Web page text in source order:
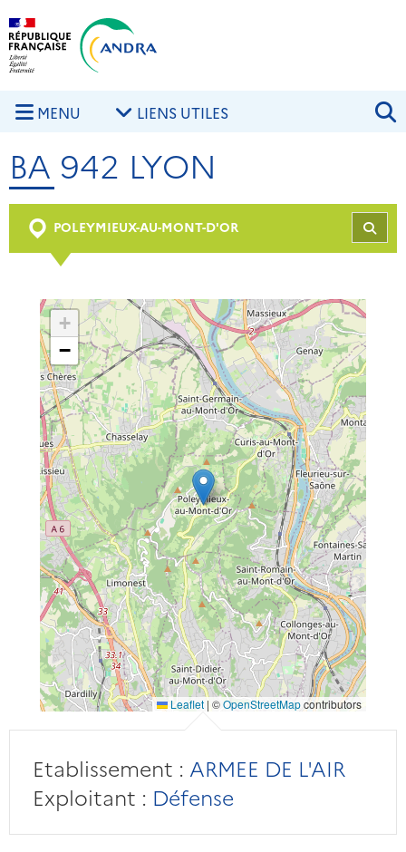
Aller au contenu principal
MENU LIENS UTILES
BA 942 LYON
POLEYMIEUX-AU-MONT-D'OR
+
−
Leaflet | ©OpenStreetMapcontributors
Etablissement : ARMEE DE L'AIR
Exploitant : Défense